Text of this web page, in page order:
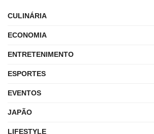
CULINÁRIA
ECONOMIA
ENTRETENIMENTO
ESPORTES
EVENTOS
JAPÃO
LIFESTYLE